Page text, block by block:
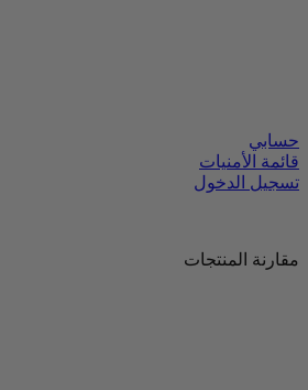
حسابي
قائمة الأمنيات
تسجيل الدخول
مقارنة المنتجات